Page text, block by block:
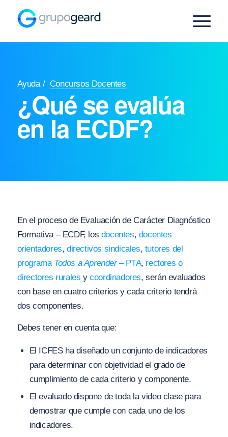
Ayuda / Concursos Docentes
¿Qué se evalúa
en la ECDF?
En el proceso de Evaluación de Carácter Diagnóstico
Formativa – ECDF, los docentes, docentes
orientadores, directivos sindicales, tutores del
programa Todos a Aprender– PTA, rectores o
directores rurales ycoordinadores, serán evaluados
con base en cuatro criterios y cada criterio tendrá
dos componentes.
Debes tener en cuenta que:
El ICFES ha diseñado un conjunto de indicadores
para determinar con objetividad el grado de
cumplimiento de cada criterio y componente.
El evaluado dispone de toda la video clase para
demostrar que cumple con cada uno de los
indicadores.